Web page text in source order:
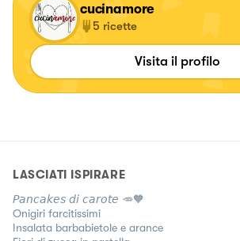
cucinamore
5 ricette
Visita il profilo
LASCIATI ISPIRARE
𝘗𝘢𝘯𝘤𝘢𝘬𝘦𝘴 𝘥𝘪 𝘤𝘢𝘳𝘰𝘵𝘦 🥕🧡
Onigiri farcitissimi
Insalata barbabietole e arance